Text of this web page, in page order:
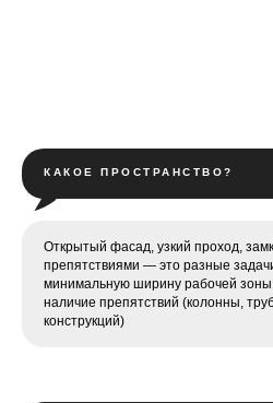
КАКОЕ ПРОСТРАНСТВО?
Открытый фасад, узкий проход,
препятствиями — это разные
минимальную ширину рабочей
наличие препятствий (колонны,
конструкций)